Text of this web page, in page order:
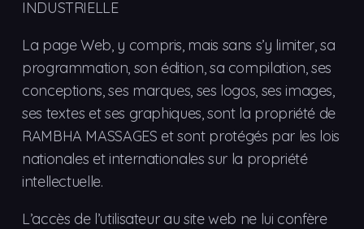
INDUSTRIELLE
La page Web, y compris, mais sans s’y limiter, sa
programmation, son édition, sa compilation, ses
conceptions, ses marques, ses logos, ses images,
ses textes et ses graphiques, sont la propriété de
RAMBHA MASSAGES et sont protégés par les lois
nationales et internationales sur la propriété
intellectuelle.
L’accès de l’utilisateur au site web ne lui confère